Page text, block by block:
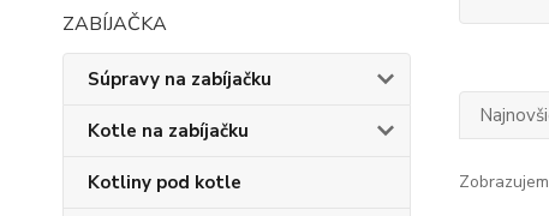
ZABÍJAČKA
Súpravy na zabíjačku
Kotle na zabíjačku
Kotliny pod kotle